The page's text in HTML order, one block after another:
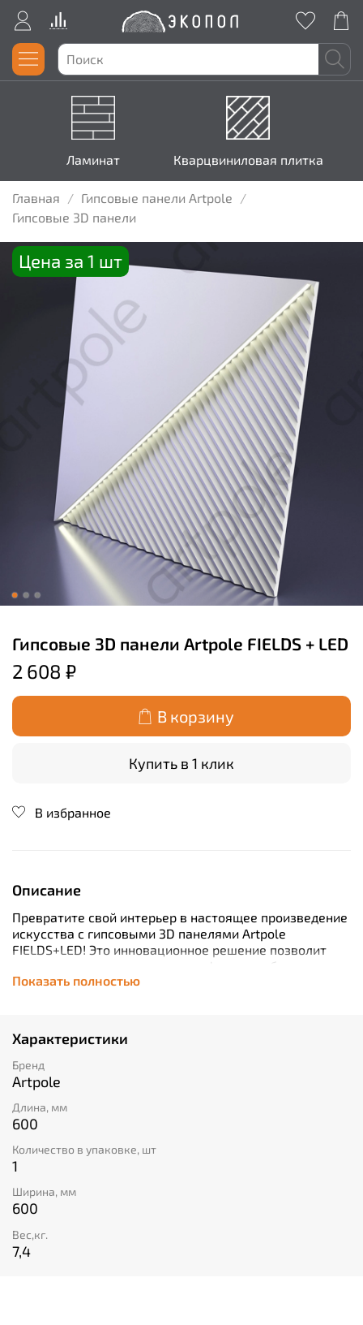
Ламинат Кварцвиниловая плитка
Главная
Гипсовые панели Artpole
Гипсовые 3D панели
Цена за 1 шт
Гипсовые 3D панели Artpole FIELDS + LED
2 608 ₽
В корзину
Купить в 1 клик
В избранное
Описание
Превратите свой интерьер в настоящее произведение
искусства с гипсовыми 3D панелями Artpole
FIELDS+LED! Это инновационное решение позволит
вам создать уникальную атмосферу в любом
помещении благодаря объемному рисунку и
долговечность и сохранение первоначального вида на
протяжении всего срока службы. Выбирайте стиль и
современность вместе с Artpole FIELDS+LED!
Показать полностью
Характеристики
Бренд
Artpole
Длина, мм
600
Количество в упаковке, шт
1
Ширина, мм
600
Вес,кг.
7,4